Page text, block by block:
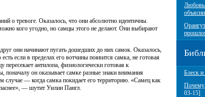
Любовь
Блеск и
Почему
03-15]
о тревоге. Оказалось, что они абсолютно идентичны.
кого угодно, но самцы этого не делают. Они выбирают
они начинают пугать дошедших до них самок. Оказалось,
если в пределах его вотчины появится самка, не готовая
пересекает антилопа, физиологически готовая к
поначалу он оказывает самке разные знаки внимания
случае — когда самка покидает его территорию. «Самец как
— шутит Уилин Пангл.